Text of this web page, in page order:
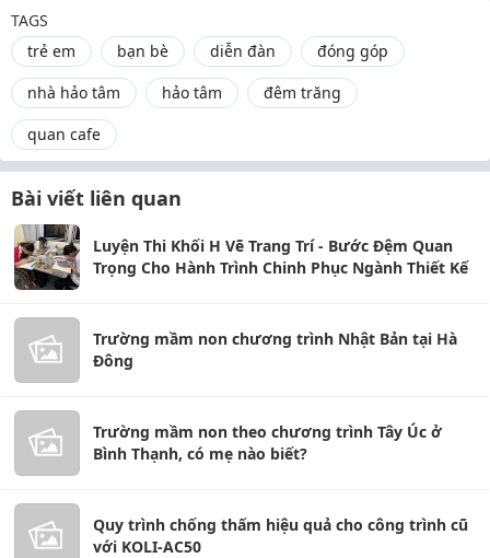
TAGS
trẻ em
bạn bè diễn đàn
đóng góp
nhà hảo tâm
hảo tâm
đêm trăng
quan cafe
Bài viết liên quan
Luyện Thi Khối H Vẽ Trang Trí - Bước Đệm Quan
Trọng Cho Hành Trình Chinh Phục Ngành Thiết Kế
Trường mầm non chương trình Nhật Bản tại Hà
Đông
Trường mầm non theo chương trình Tây Úc ở
Bình Thạnh, có mẹ nào biết?
Quy trình chống thấm hiệu quả cho công trình cũ
với KOLI-AC50